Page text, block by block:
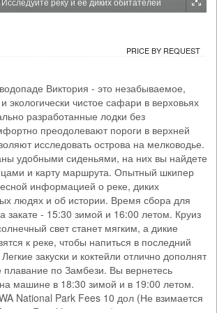
PRICE BY REQUEST
Виктория, а под мостом бурлит Замбези,
банджи-джамп будет особенным. Здесь вы
высоты 111 метров (один из самых высоких в
будет дикий, как река Замбези. Есть два
или тандем с партнером. Мы встретимся в
удобное для вас время (не забудьте взять
07:30; 08:00; 08:30... 17:00
max 35
PRICE BY REQUEST
Виктория - это незабываемое,
экологически чистое сафари в верховьях
разработанные лодки без
преодолевают пороги в верхней
исследовать острова на мелководье.
удобными сиденьями, на них вы найдете
и карту маршрута. Опытный шкипер
информацией о реке, диких
людях и об истории. Время сбора для
закате - 15:30 зимой и 16:00 летом. Круиз
свет станет мягким, а дикие
к реке, чтобы напиться в последний
закуски и коктейли отлично дополнят
плавание по Замбези. Вы вернетесь
машине в 18:30 зимой и в 19:00 летом.
National Park Fees 10 дол (Не взимается